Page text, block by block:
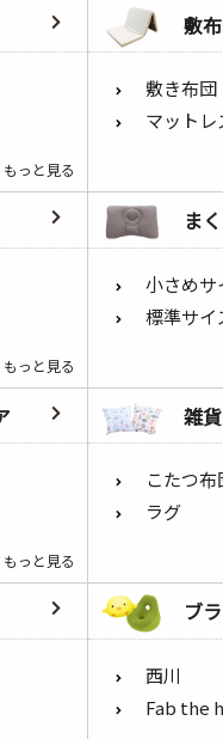
もっと見る
敷
敷き布団
マットレ
もっと見る
ま
小さめサ
標準サイ
もっと見る
雑
こたつ布
ラグ
ブ
西川
Fab the